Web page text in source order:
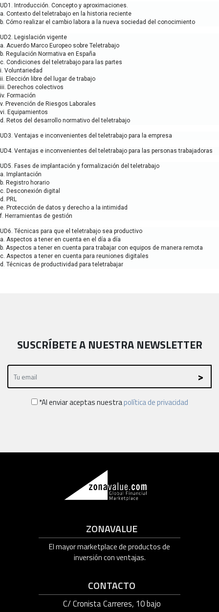
UD1. Introducción. Concepto y aproximaciones.
a. Contexto del teletrabajo en la historia reciente
b. Cómo realizar el cambio labora a la nueva sociedad del conocimiento
UD2. Legislación vigente
a. Acuerdo Marco Europeo sobre Teletrabajo
b. Regulación Normativa en España
c. Condiciones del teletrabajo para las partes
i. Voluntariedad
ii. Elección libre del lugar de trabajo
iii. Derechos colectivos
iv. Formación
v. Prevención de Riesgos Laborales
vi. Equipamientos
d. Retos del desarrollo normativo del teletrabajo
UD3. Ventajas e inconvenientes del teletrabajo para la empresa
UD4. Ventajas e inconvenientes del teletrabajo para las personas trabajadoras
UD5. Fases de implantación y formalización del teletrabajo
a. Implantación
b. Registro horario
c. Desconexión digital
d. PRL
e. Protección de datos y derecho a la intimidad
f. Herramientas de gestión
UD6. Técnicas para que el teletrabajo sea productivo
a. Aspectos a tener en cuenta en el día a día
b. Aspectos a tener en cuenta para trabajar con equipos de manera remota
c. Aspectos a tener en cuenta para reuniones digitales
d. Técnicas de productividad para teletrabajar
SUSCRÍBETE A NUESTRA NEWSLETTER
*Al enviar aceptas nuestrapolítica de privacidad
ZONAVALUE
El mayor marketplace de productos de
inversión con ventajas.
CONTACTO
C/ Cronista Carreres, 10 bajo